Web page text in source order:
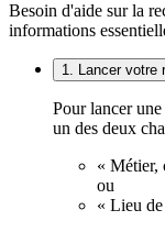
Besoin d'aide sur la
informations
1. Lancer votre
Pour lancer
un des deux
« Métier,
ou
« Lieu